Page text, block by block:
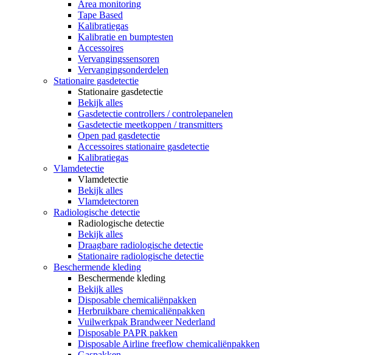
Area monitoring
Tape Based
Kalibratiegas
Kalibratie en bumptesten
Accessoires
Vervangingssensoren
Vervangingsonderdelen
Stationaire gasdetectie
Stationaire gasdetectie
Bekijk alles
Gasdetectie controllers / controlepanelen
Gasdetectie meetkoppen / transmitters
Open pad gasdetectie
Accessoires stationaire gasdetectie
Kalibratiegas
Vlamdetectie
Vlamdetectie
Bekijk alles
Vlamdetectoren
Radiologische detectie
Radiologische detectie
Bekijk alles
Draagbare radiologische detectie
Stationaire radiologische detectie
Beschermende kleding
Beschermende kleding
Bekijk alles
Disposable chemicaliënpakken
Herbruikbare chemicaliënpakken
Vuilwerkpak Brandweer Nederland
Disposable PAPR pakken
Disposable Airline freeflow chemicaliënpakken